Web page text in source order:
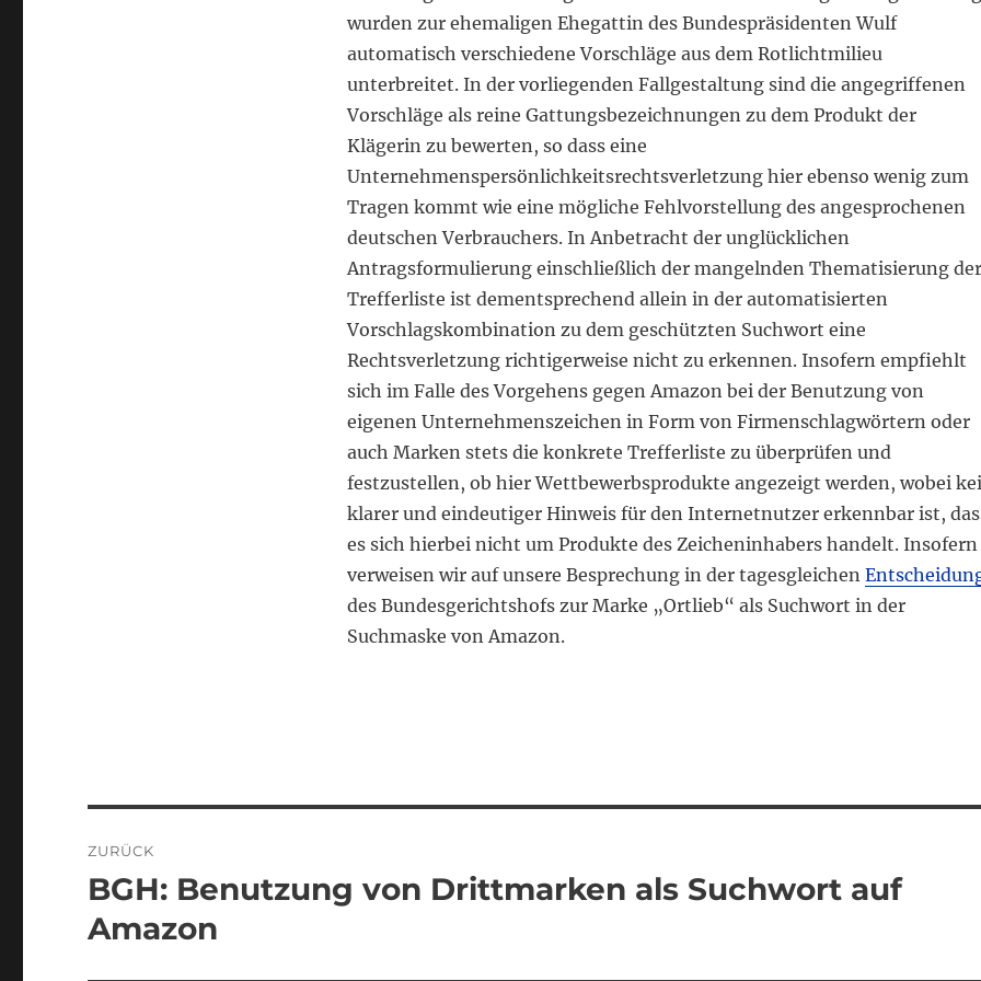
wurden zur ehemaligen Ehegattin des Bundespräsidenten Wulf
automatisch verschiedene Vorschläge aus dem Rotlichtmilieu
unterbreitet. In der vorliegenden Fallgestaltung sind die angegriffenen
Vorschläge als reine Gattungsbezeichnungen zu dem Produkt der
Klägerin zu bewerten, so dass eine
Unternehmenspersönlichkeitsrechtsverletzung hier ebenso wenig zum
Tragen kommt wie eine mögliche Fehlvorstellung des angesprochenen
deutschen Verbrauchers. In Anbetracht der unglücklichen
Antragsformulierung einschließlich der mangelnden Thematisierung der
Trefferliste ist dementsprechend allein in der automatisierten
Vorschlagskombination zu dem geschützten Suchwort eine
Rechtsverletzung richtigerweise nicht zu erkennen. Insofern empfiehlt
sich im Falle des Vorgehens gegen Amazon bei der Benutzung von
eigenen Unternehmenszeichen in Form von Firmenschlagwörtern oder
auch Marken stets die konkrete Trefferliste zu überprüfen und
festzustellen, ob hier Wettbewerbsprodukte angezeigt werden, wobei
klarer und eindeutiger Hinweis für den Internetnutzer erkennbar ist,
es sich hierbei nicht um Produkte des Zeicheninhabers handelt. Insofern
verweisen wir auf unsere Besprechung in der tagesgleichen
des Bundesgerichtshofs zur Marke „Ortlieb“ als Suchwort in der
Suchmaske von Amazon.
ZURÜCK
Vorheriger
Beitrag:
BGH: Benutzung von Drittmarken als Suchwort auf
Amazon